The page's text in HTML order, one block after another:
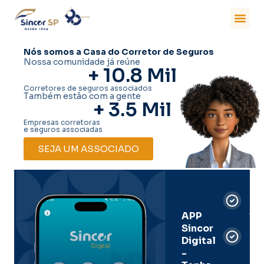
Nós somos a Casa do Corretor de Seguros
Nossa comunidade já reúne
+ 10.8 Mil
Corretores de seguros associados
Também estão com a gente
+ 3.5 Mil
Empresas corretoras
e seguros associadas
SEJA UM ASSOCIADO
APP
Sincor
Digital
-